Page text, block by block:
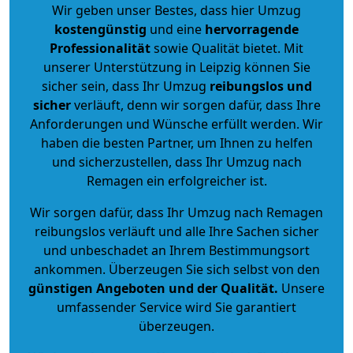
Wir geben unser Bestes, dass hier Umzug
kostengünstig und eine hervorragende
Professionalitätsowie Qualität bietet. Mit
unserer Unterstützung in Leipzig können Sie
sicher sein, dass Ihr Umzug reibungslos und
sicherverläuft, denn wir sorgen dafür, dass Ihre
Anforderungen und Wünsche erfüllt werden. Wir
haben die besten Partner, um Ihnen zu helfen
und sicherzustellen, dass Ihr Umzug nach
Remagen ein erfolgreicher ist.
Wir sorgen dafür, dass Ihr Umzug nach Remagen
reibungslos verläuft und alle Ihre Sachen sicher
und unbeschadet an Ihrem Bestimmungsort
ankommen. Überzeugen Sie sich selbst von den
günstigen Angeboten und der Qualität. Unsere
umfassender Service wird Sie garantiert
überzeugen.